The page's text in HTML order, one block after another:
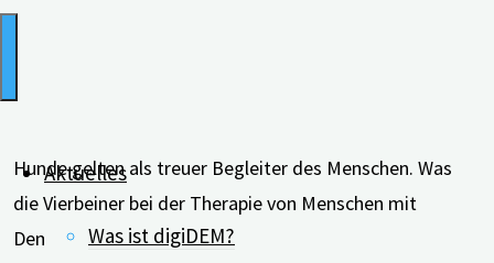
Aktuelles
Was ist digiDEM?
Hunde gelten als treuer Begleiter des Menschen. Was
die Vierbeiner bei der Therapie von Menschen mit
Demenz bewirken, untersuchte ein Forscherteam aus